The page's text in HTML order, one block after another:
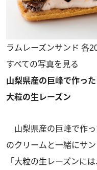
ラムレーズンサンド 各
すべての写真を見る
山梨県産の巨峰で作った
大粒の生レーズン
山梨県産の巨峰で作
のクリームと一緒にサン
「大粒の生レーズンに